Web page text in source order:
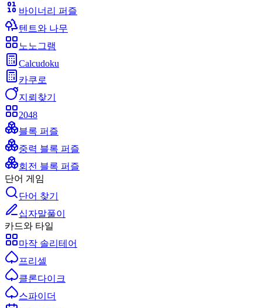
바이너리 퍼즐
텐트와 나무
노노그램
Calcudoku
카쿠로
지뢰찾기
2048
블록 퍼즐
중력 블록 퍼즐
회전 블록 퍼즐
단어 게임
단어 찾기
십자말풀이
카드와 타일
마작 솔리테어
프리셀
클론다이크
스파이더